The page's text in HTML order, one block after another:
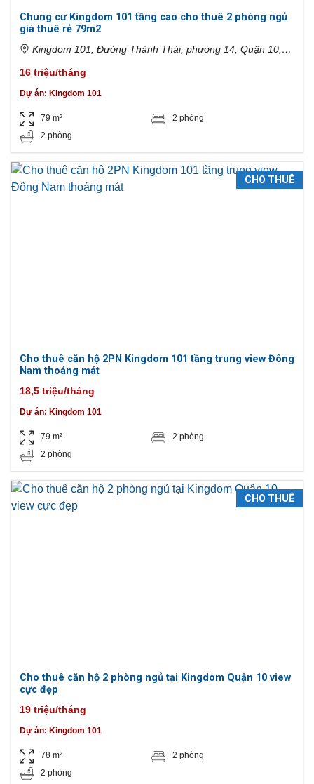
Chung cư Kingdom 101 tầng cao cho thuê 2 phòng ngủ
giá thuê rẻ 79m2
Kingdom 101, Đường Thành Thái, phường 14, Quận 10,
16 triệu/tháng
Dự án: Kingdom 101
79 m²
2 phòng
2 phòng
CHO THUÊ
Cho thuê căn hộ 2PN Kingdom 101 tầng trung view Đông
Nam thoáng mát
18,5 triệu/tháng
Dự án: Kingdom 101
79 m²
2 phòng
2 phòng
CHO THUÊ
Cho thuê căn hộ 2 phòng ngủ tại Kingdom Quận 10 view
cực đẹp
19 triệu/tháng
Dự án: Kingdom 101
78 m²
2 phòng
2 phòng